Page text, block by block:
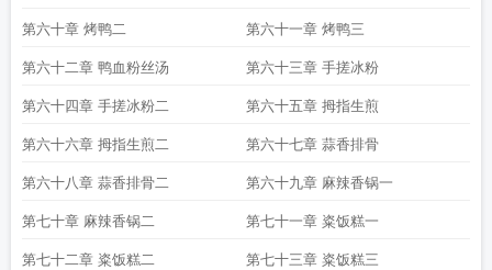
第六十章 烤鸭二 第六十一章 烤鸭三
第六十二章 鸭血粉丝汤 第六十三章 手搓冰粉
第六十四章 手搓冰粉二 第六十五章 拇指生煎
第六十六章 拇指生煎二 第六十七章 蒜香排骨
第六十八章 蒜香排骨二 第六十九章 麻辣香锅一
第七十章 麻辣香锅二 第七十一章 粢饭糕一
第七十二章 粢饭糕二 第七十三章 粢饭糕三